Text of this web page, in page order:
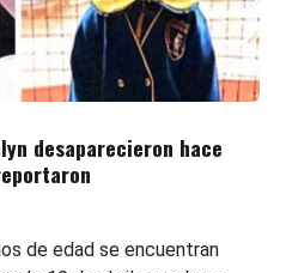
desaparecieron hace
de edad se encuentran